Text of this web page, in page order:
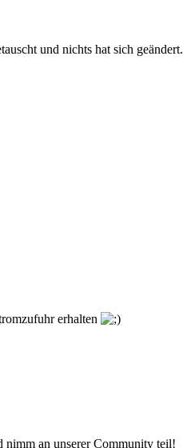
und nichts hat sich geändert.
erhalten
nimm an unserer Community teil!